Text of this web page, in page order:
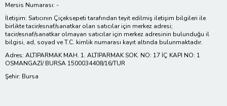
Mersis Numarası: -
İletişim: Satıcının Çiçeksepeti tarafından teyit edilmiş iletişim bilgileri ile
birlikte tacir/esnaf/sanatkar olan satıcılar için merkez adresi;
tacir/esnaf/sanatkar olmayan satıcılar için merkez adresinin bulunduğu il
bilgisi, ad, soyad ve T.C. kimlik numarası kayıt altında bulunmaktadır.
Adres: ALTIPARMAK MAH. 1. ALTIPARMAK SOK. NO: 17 İÇ KAPI NO: 1
OSMANGAZİ/ BURSA 1500034408/16/TUR
Şehir: Bursa